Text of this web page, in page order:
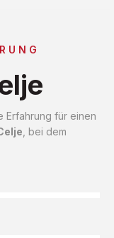
Erfahrung für einen
, bei dem